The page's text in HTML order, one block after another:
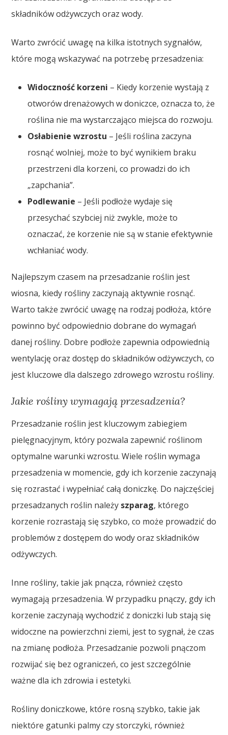
składników odżywczych oraz wody.
Warto zwrócić uwagę na kilka istotnych sygnałów,
które mogą wskazywać na potrzebę przesadzenia:
Widoczność korzeni – Kiedy korzenie wystają z
otworów drenażowych w doniczce, oznacza to, że
roślina nie ma wystarczająco miejsca do rozwoju.
Osłabienie wzrostu – Jeśli roślina zaczyna
rosnąć wolniej, może to być wynikiem braku
przestrzeni dla korzeni, co prowadzi do ich
„zapchania”.
Podlewanie – Jeśli podłoże wydaje się
przesychać szybciej niż zwykle, może to
oznaczać, że korzenie nie są w stanie efektywnie
wchłaniać wody.
Najlepszym czasem na przesadzanie roślin jest
wiosna, kiedy rośliny zaczynają aktywnie rosnąć.
Warto także zwrócić uwagę na rodzaj podłoża, które
powinno być odpowiednio dobrane do wymagań
danej rośliny. Dobre podłoże zapewnia odpowiednią
wentylację oraz dostęp do składników odżywczych, co
jest kluczowe dla dalszego zdrowego wzrostu rośliny.
Jakie rośliny wymagają przesadzenia?
Przesadzanie roślin jest kluczowym zabiegiem
pielęgnacyjnym, który pozwala zapewnić roślinom
optymalne warunki wzrostu. Wiele roślin wymaga
przesadzenia w momencie, gdy ich korzenie zaczynają
się rozrastać i wypełniać całą doniczkę. Do najczęściej
przesadzanych roślin należy szparag, którego
korzenie rozrastają się szybko, co może prowadzić do
problemów z dostępem do wody oraz składników
odżywczych.
Inne rośliny, takie jak pnącza, również często
wymagają przesadzenia. W przypadku pnączy, gdy ich
korzenie zaczynają wychodzić z doniczki lub stają się
widoczne na powierzchni ziemi, jest to sygnał, że czas
na zmianę podłoża. Przesadzanie pozwoli pnączom
rozwijać się bez ograniczeń, co jest szczególnie
ważne dla ich zdrowia i estetyki.
Rośliny doniczkowe, które rosną szybko, takie jak
niektóre gatunki palmy czy storczyki, również